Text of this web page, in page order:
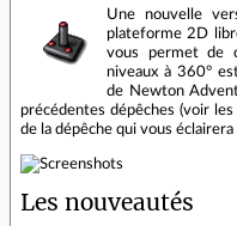
Une nouvelle
plateforme 2D
vous permet de
niveaux à 360°
de Newton
précédentes dépêches (voir
de la dépêche qui vous éclairera
Les nouveautés